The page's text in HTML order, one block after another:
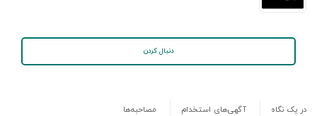
دنبال کردن
در یک نگاه آگهی‌های استخدام مصاحبه‌ها